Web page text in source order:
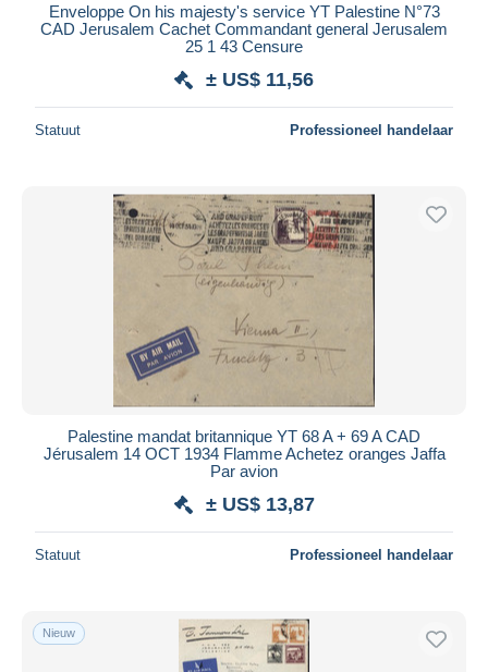
Enveloppe On his majesty's service YT Palestine N°73
CAD Jerusalem Cachet Commandant general Jerusalem
25 1 43 Censure
± US$ 11,56
Statuut Professioneel handelaar
Palestine mandat britannique YT 68 A + 69 A CAD
Jérusalem 14 OCT 1934 Flamme Achetez oranges Jaffa
Par avion
± US$ 13,87
Statuut Professioneel handelaar
Nieuw